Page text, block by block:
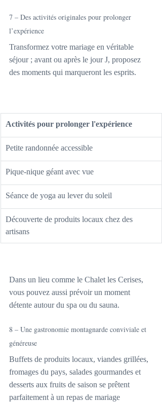
7 – Des activités originales pour prolonger
l’expérience
Transformez votre mariage en véritable
séjour ; avant ou après le jour J, proposez
des moments qui marqueront les esprits.
Activités pour prolonger l'expérience
Petite randonnée accessible
Pique-nique géant avec vue
Séance de yoga au lever du soleil
Découverte de produits locaux chez des
artisans
Dans un lieu comme le Chalet les Cerises,
vous pouvez aussi prévoir un moment
détente autour du spa ou du sauna.
8 – Une gastronomie montagnarde conviviale et
généreuse
Buffets de produits locaux, viandes grillées,
fromages du pays, salades gourmandes et
desserts aux fruits de saison se prêtent
parfaitement à un repas de mariage